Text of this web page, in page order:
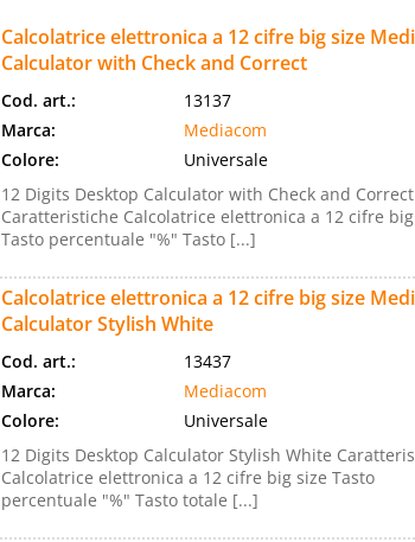
Calcolatrice elettronica a 12 cifre big size
Calculator with Check and Correct
Cod. art.:
13137
Marca:
Mediacom
Colore:
Universale
12 Digits Desktop Calculator with Check and Correct
Caratteristiche Calcolatrice elettronica a 12 cifre
Tasto percentuale "%" Tasto [...]
Calcolatrice elettronica a 12 cifre big size
Calculator Stylish White
Cod. art.:
13437
Marca:
Mediacom
Colore:
Universale
12 Digits Desktop Calculator Stylish White
Calcolatrice elettronica a 12 cifre big size Tasto
percentuale "%" Tasto totale [...]